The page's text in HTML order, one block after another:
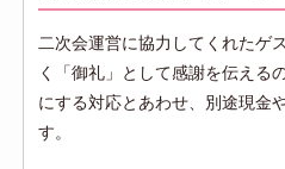
二次会運営に協力してくれたゲ
く「御礼」として感謝を伝える
にする対応とあわせ、別途現金
す。